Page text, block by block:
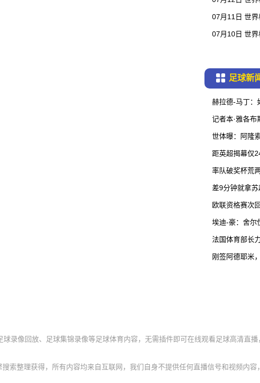
07月11日 世
07月10日 世
足球新
赫拉德-马丁：
记者本·雅各
世体曝：阿隆
距英超揭幕仅
率队破奖杯荒
差9分钟就拿苏
欧联资格赛次
埃迪-豪：舍尔
法国体育部长
刚签阿德耶米
录像回放、足球集锦录像等足球体育内容，无需插件即可在线观看足球高清直
索整理获得，所有内容均来自互联网，我们自身不提供任何直播信号和视频内